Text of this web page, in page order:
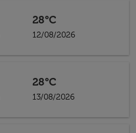
28°C
12/08/2026
28°C
13/08/2026